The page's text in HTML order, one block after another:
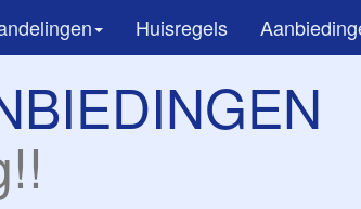
Huisregels